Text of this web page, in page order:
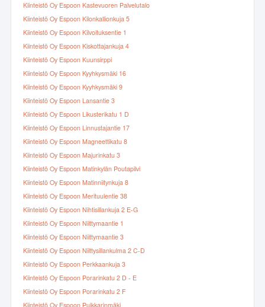
Kiinteistö Oy Espoon Kastevuoren Palvelutalo
Kiinteistö Oy Espoon Kilonkallionkuja 5
Kiinteistö Oy Espoon Kilvoituksentie 1
Kiinteistö Oy Espoon Kiskottajankuja 4
Kiinteistö Oy Espoon Kuunsirppi
Kiinteistö Oy Espoon Kyyhkysmäki 16
Kiinteistö Oy Espoon Kyyhkysmäki 9
Kiinteistö Oy Espoon Lansantie 3
Kiinteistö Oy Espoon Likusterikatu 1 D
Kiinteistö Oy Espoon Linnustajantie 17
Kiinteistö Oy Espoon Magneettikatu 8
Kiinteistö Oy Espoon Majurinkatu 3
Kiinteistö Oy Espoon Matinkylän Poutapilvi
Kiinteistö Oy Espoon Matinniitynkuja 8
Kiinteistö Oy Espoon Merituulentie 38
Kiinteistö Oy Espoon Nihtisillankuja 2 E-G
Kiinteistö Oy Espoon Niittymaantie 1
Kiinteistö Oy Espoon Niittymaantie 3
Kiinteistö Oy Espoon Niittysillankulma 2 C-D
Kiinteistö Oy Espoon Perkkaankuja 3
Kiinteistö Oy Espoon Porarinkatu 2 D - E
Kiinteistö Oy Espoon Porarinkatu 2 F